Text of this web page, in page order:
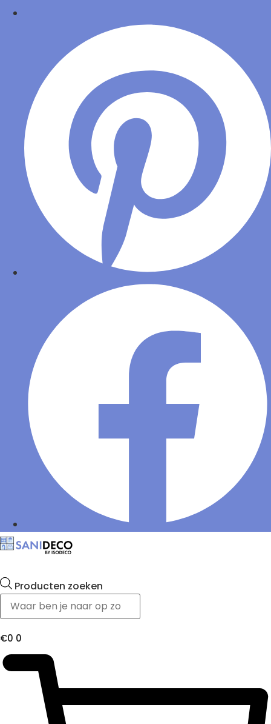
Producten zoeken
€0 0